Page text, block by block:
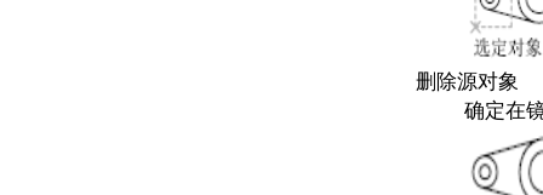
删除源对象
确定在